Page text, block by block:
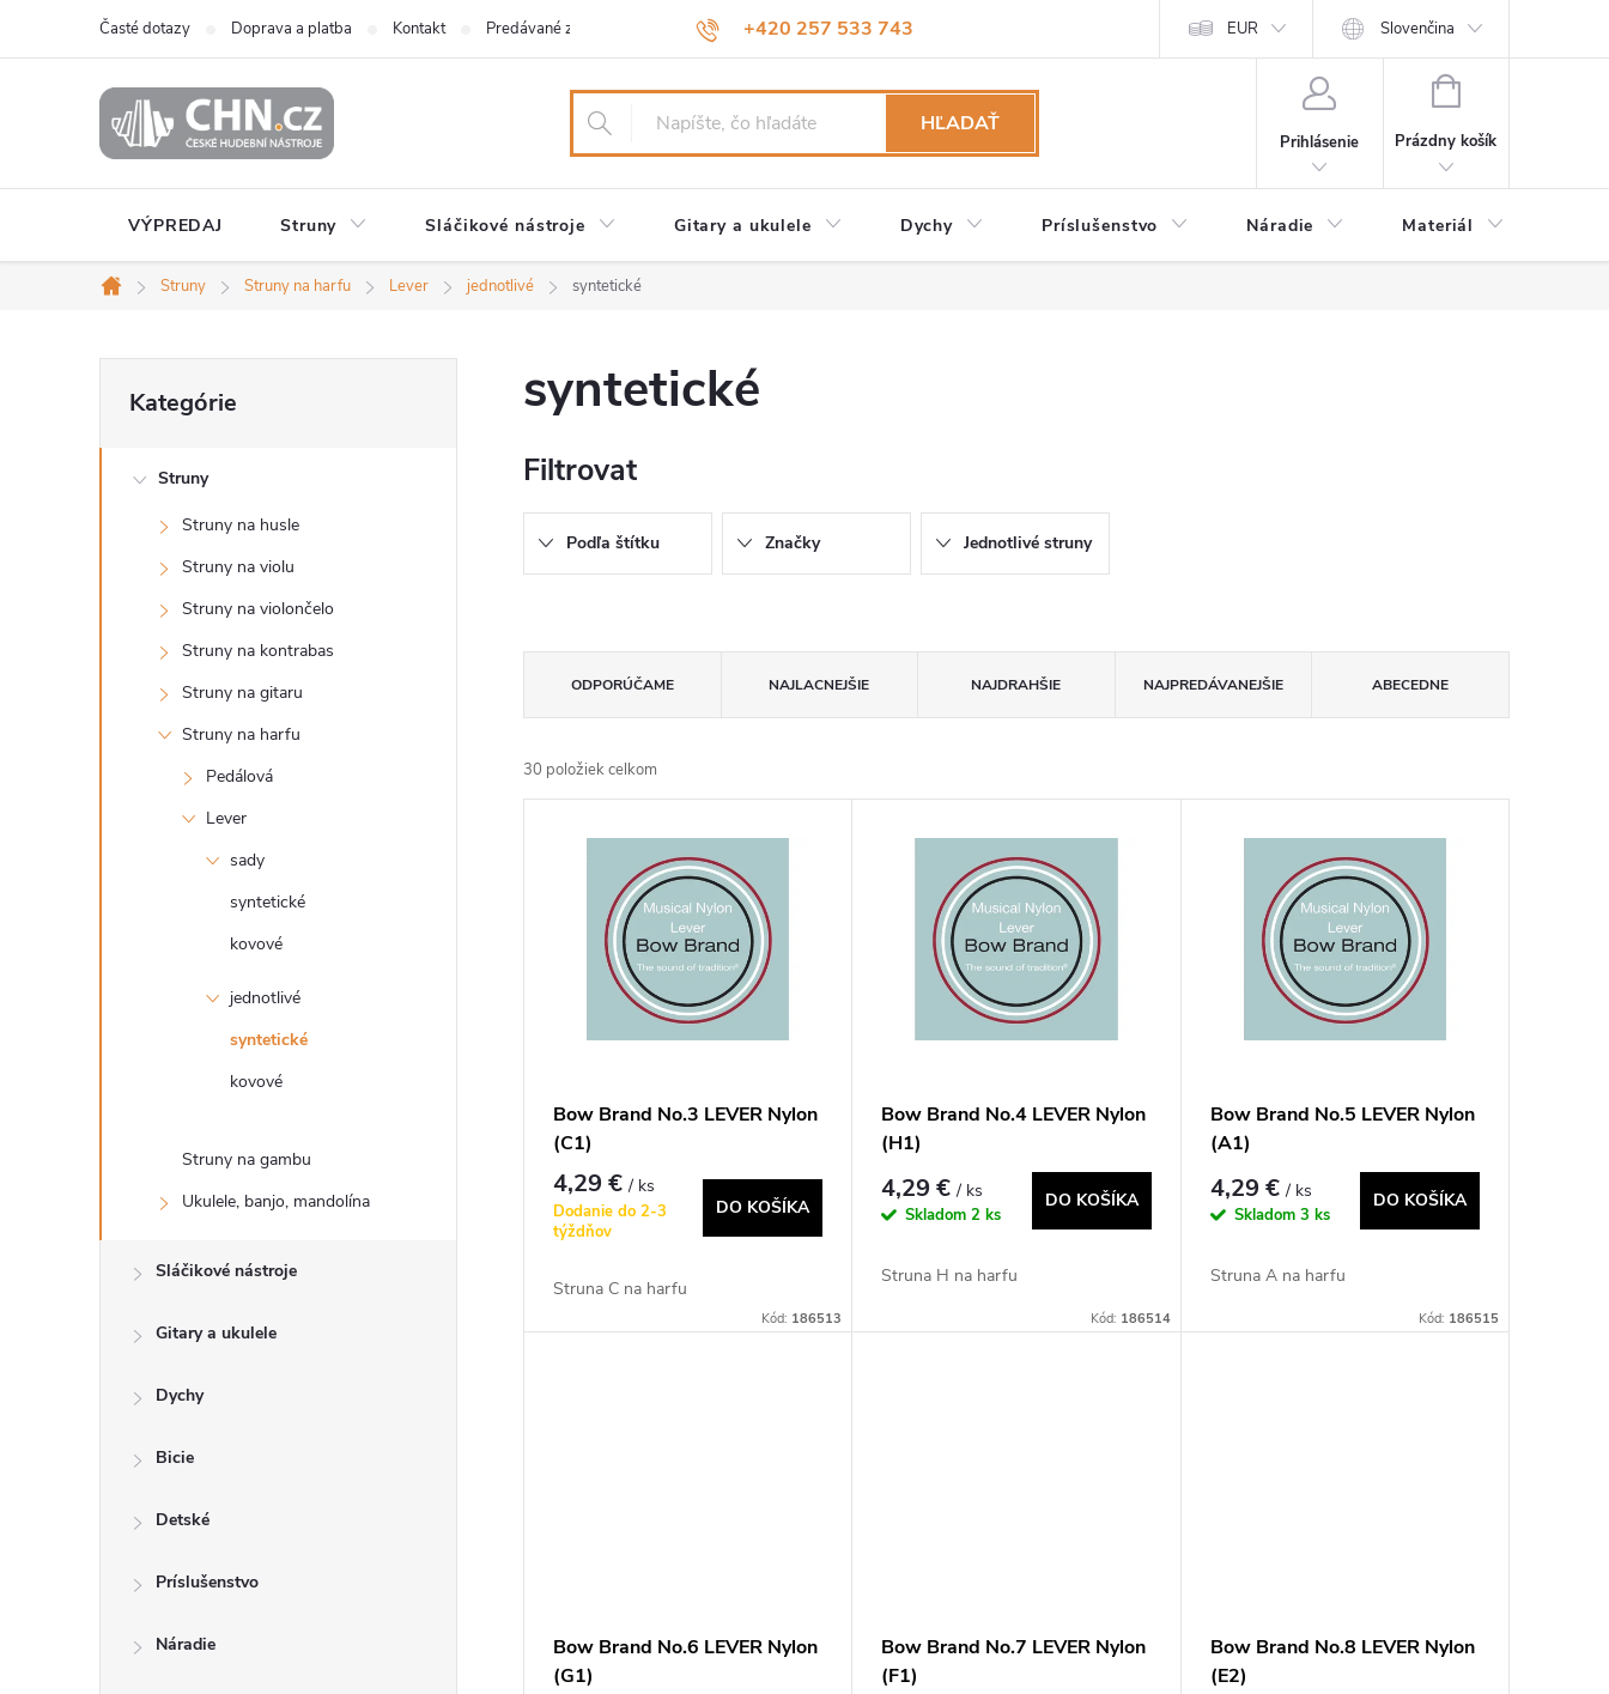
+420 257 533 743
Časté dotazy Doprava a platba Kontakt Predávané značky Návody a údržba Reklamácia Obchodné podmienky a osobné údaje Odstúpenie od kúpnej zmluvy
EUR Slovenčina
HĽADAŤ
Prihlásenie
NÁKUPNÝ
Prázdny košík
VÝPREDAJ Struny Sláčikové nástroje Gitary a ukulele Dychy Príslušenstvo Náradie Materiál
Domov
Struny Struny na harfu Lever jednotlivé syntetické
o
kategórie
Kategórie
Struny
Struny na husle
Struny na violu
Struny na violončelo
Struny na kontrabas
Struny na gitaru
Struny na harfu
Pedálová
Lever
sady
syntetické
kovové
jednotlivé
syntetické
kovové
Struny na gambu
Ukulele, banjo, mandolína
Sláčikové nástroje
Gitary a ukulele
Dychy
Bicie
Detské
Príslušenstvo
Náradie
syntetické
Filtrovat
Podľa štítku Značky Jednotlivé struny
a
d
u
ODPORÚČAME NAJLACNEJŠIE NAJDRAHŠIE NAJPREDÁVANEJŠIE ABECEDNE
30 položiek celkom
Bow Brand No.3 LEVER Nylon
(C1)
4,29 €/ ks
Dodanie do 2-3
týždňov
DO KOŠÍKA
Struna C na harfu
Kód: 186513
Bow Brand No.4 LEVER Nylon
(H1)
4,29 €/ ks
Skladom2 ks
DO KOŠÍKA
Struna H na harfu
Kód: 186514
Bow Brand No.5 LEVER Nylon
(A1)
4,29 €/ ks
Skladom 3 ks
DO KOŠÍKA
Struna A na harfu
Kód: 186515
Bow Brand No.6 LEVER Nylon
(G1)
Bow Brand No.7 LEVER Nylon
(F1)
Bow Brand No.8 LEVER Nylon
(E2)